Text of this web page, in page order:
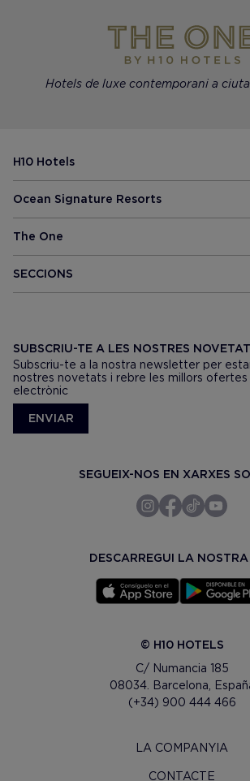
Hotels de luxe contemporani a
H10 Hotels
Ocean Signature Resorts
The One
SECCIONS
SUBSCRIU-TE A LES NOSTRES
Subscriu-te a la nostra newsletter per
nostres novetats i rebre les millors
electrònic
ENVIAR
SEGUEIX-NOS EN XARXES
DESCARREGUI LA
© H10 HOTELS
C/ Numancia 185
08034. Barcelona,
(+34) 900 444 466
LA COMPANYIA
CONTACTE